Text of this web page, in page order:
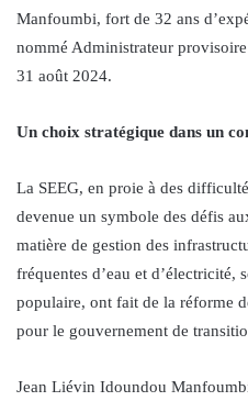
Manfoumbi, fort de 32 ans
nommé Administrateur
31 août 2024.
Un choix stratégique dans un
La SEEG, en proie à des
devenue un symbole des défis
matière de gestion des
fréquentes d’eau et d’électricité,
populaire, ont fait de la réforme
pour le gouvernement de
Jean Liévin Idoundou